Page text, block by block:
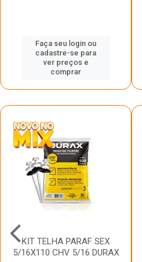
Faça seu login ou
cadastre-se para
ver preços e
comprar
KIT TELHA PARAF SEX
5/16X110 CHV 5/16 DURAX